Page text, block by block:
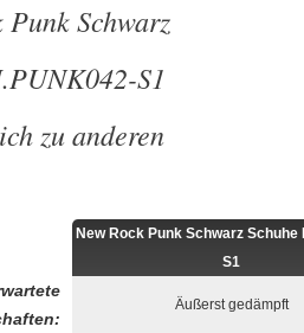
Punk Schwarz
S1
zu anderen
New Rock Punk Schwarz Schuhe
S1
Äußerst gedämpft